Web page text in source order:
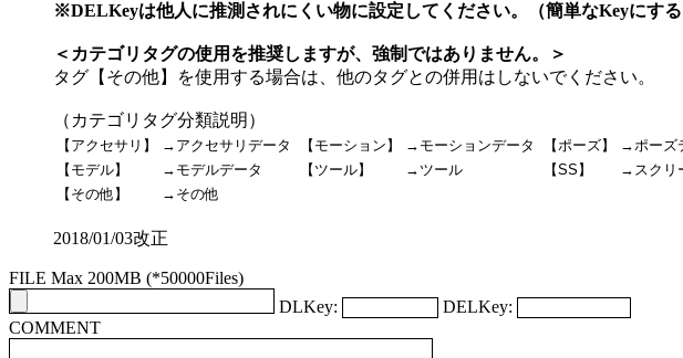
※DELKeyは他人に推測されにくい物に設定してください。（簡単なKeyにす
＜カテゴリタグの使用を推奨しますが、強制ではありません。＞
タグ【その他】を使用する場合は、他のタグとの併用はしないでください。
（カテゴリタグ分類説明）
【アクセサリ】 →アクセサリデータ 【モーション】 →モーションデータ 【ポーズ】
→ポーズ
【モデル】
→モデルデータ 【ツール】 →ツール 【SS】
→スクリ
【その他】
→その他
2018/01/03改正
FILE Max 200MB (*50000Files)
DLKey:
DELKey:
COMMENT